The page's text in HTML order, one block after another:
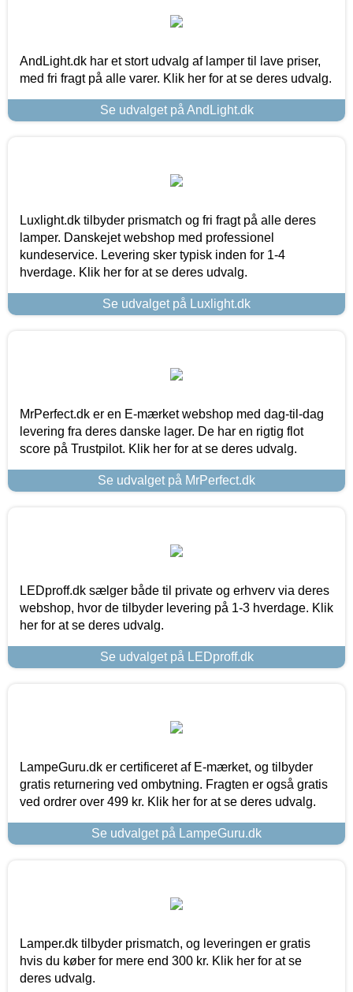
AndLight.dk har et stort udvalg af lamper til lave priser,
med fri fragt på alle varer. Klik her for at se deres udvalg.
Se udvalget på AndLight.dk
Luxlight.dk tilbyder prismatch og fri fragt på alle deres
lamper. Danskejet webshop med professionel
kundeservice. Levering sker typisk inden for 1-4
hverdage. Klik her for at se deres udvalg.
Se udvalget på Luxlight.dk
MrPerfect.dk er en E-mærket webshop med dag-til-dag
levering fra deres danske lager. De har en rigtig flot
score på Trustpilot. Klik her for at se deres udvalg.
Se udvalget på MrPerfect.dk
LEDproff.dk sælger både til private og erhverv via deres
webshop, hvor de tilbyder levering på 1-3 hverdage. Klik
her for at se deres udvalg.
Se udvalget på LEDproff.dk
LampeGuru.dk er certificeret af E-mærket, og tilbyder
gratis returnering ved ombytning. Fragten er også gratis
ved ordrer over 499 kr. Klik her for at se deres udvalg.
Se udvalget på LampeGuru.dk
Lamper.dk tilbyder prismatch, og leveringen er gratis
hvis du køber for mere end 300 kr. Klik her for at se
deres udvalg.